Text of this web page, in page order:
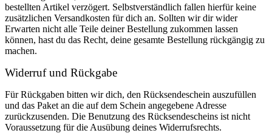
bestellten Artikel verzögert. Selbstverständlich fallen hierfür keine
zusätzlichen Versandkosten für dich an. Sollten wir dir wider
Erwarten nicht alle Teile deiner Bestellung zukommen lassen
können, hast du das Recht, deine gesamte Bestellung rückgängig zu
machen.
Widerruf und Rückgabe
Für Rückgaben bitten wir dich, den Rücksendeschein auszufüllen
und das Paket an die auf dem Schein angegebene Adresse
zurückzusenden. Die Benutzung des Rücksendescheins ist nicht
Voraussetzung für die Ausübung deines Widerrufsrechts.